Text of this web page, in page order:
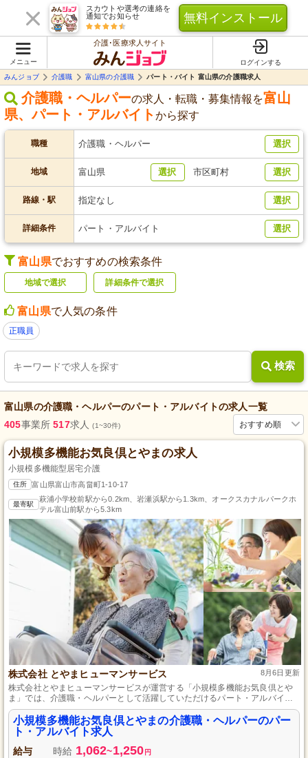
スカウトや選考の連絡を
通知でお知らせ
無料インストール
メニュー
介護･医療求人サイト
ログインする
みんジョブ
介護職 富山県の介護職 パート・バイト 富山県の介護職求人
介護職・ヘルパーの求人・転職・募集情報を富山
県、パート・アルバイトから探す
職種 介護職・ヘルパー 選択
地域 富山県 選択 市区町村 選択
路線・駅 指定なし 選択
詳細条件 パート・アルバイト 選択
富山県でおすすめの検索条件
地域で選択 詳細条件で選択
富山県で人気の条件
正職員
検索
富山県の介護職・ヘルパーのパート・アルバイトの求人一覧
おすすめ順
405事業所 517求人(1~30件)
小規模多機能お気良倶とやまの求人
小規模多機能型居宅介護
住所 富山県富山市高畠町1-10-17
最寄駅
萩浦小学校前駅から0.2km、岩瀬浜駅から1.3km、オークスカナルパークホ
テル富山前駅から5.3km
株式会社 とやまヒューマンサービス 8月6日更新
株式会社とやまヒューマンサービスが運営する「小規模多機能お気良倶とや
ま」では、介護職・ヘルパーとして活躍していただけるパート・アルバイト
の方を募集しています。必要資格や経験は不問！地域密着型の温かな雰囲気
の中で、一緒に利用者様の笑顔をサポートしましょう。柔軟な勤務時間でラ
イフスタイルに合わせて働ける環境です。あなたのやる気が地域の元気に繋
がる、そんな場所で一緒に働きませんか？
小規模多機能お気良倶とやまの介護職・ヘルパーのパー
ト・アルバイト求人
給与 時給 1,062~1,250 円